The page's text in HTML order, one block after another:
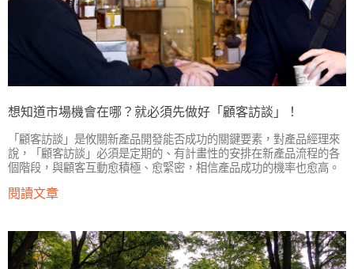
想知道市場機會在哪？就必須先做好「顧客訪談」！
「顧客訪談」是攸關新產品開發能否成功的關鍵要素，對產品經理來
說，「顧客訪談」必須是定期的、有計畫性的安排在新產品流程的各
個階段，與顧客互動愈積極、愈緊密，相信產品成功的機率也愈高。
閱讀文章